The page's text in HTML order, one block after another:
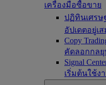
เครื่องมือซื้อขาย
ปฏิทินเศรษ
อัปเดตอยู่เ
Copy
คัดลอกกลยุ
Signal
เริ่มต้นใช้ง